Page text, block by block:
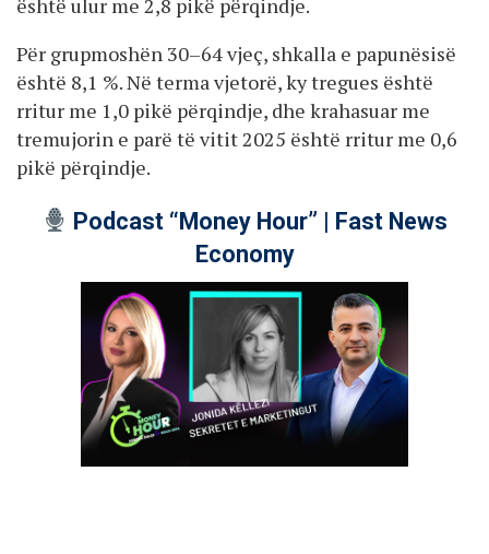
është ulur me 2,8 pikë përqindje.
Për grupmoshën 30–64 vjeç, shkalla e papunësisë
është 8,1 %. Në terma vjetorë, ky tregues është
rritur me 1,0 pikë përqindje, dhe krahasuar me
tremujorin e parë të vitit 2025 është rritur me 0,6
pikë përqindje.
Podcast “Money Hour” | Fast News
Economy